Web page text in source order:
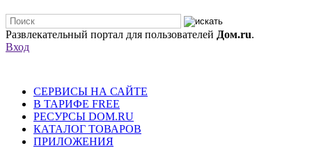
Развлекательный портал для пользователей Дом.ru.
Вход
СЕРВИСЫ НА САЙТЕ
В ТАРИФЕ FREE
РЕСУРСЫ DOM.RU
КАТАЛОГ ТОВАРОВ
ПРИЛОЖЕНИЯ